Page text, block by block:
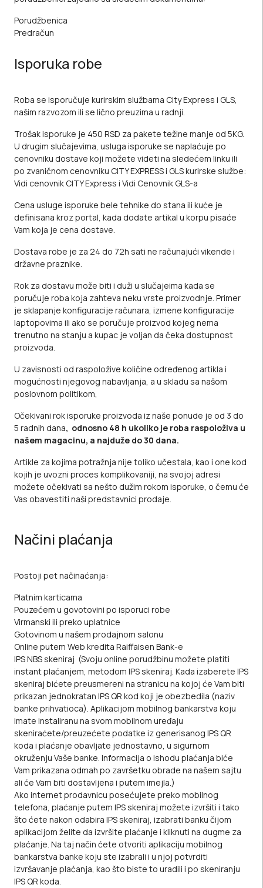
Porudžbenica
Predračun
Isporuka robe
Roba se isporučuje kurirskim službama City Express i GLS,
našim razvozom ili se lično preuzima u radnji.
Trošak isporuke je 450 RSD za pakete težine manje od 5KG.
U drugim slučajevima, usluga isporuke se naplaćuje po
cenovniku dostave koji možete videti na sledećem linku ili
po zvaničnom cenovniku CITY EXPRESS i GLS kurirske službe:
Vidi cenovnik CITY Express i Vidi Cenovnik GLS-a
Cena usluge isporuke bele tehnike do stana ili kuće je
definisana kroz portal, kada dodate artikal u korpu pisaće
Vam koja je cena dostave.
Dostava robe je za 24 do 72h sati ne računajući vikende i
državne praznike.
Rok za dostavu može biti i duži u slučajeima kada se
poručuje roba koja zahteva neku vrste proizvodnje. Primer
je sklapanje konfiguracije računara, izmene konfiguracije
laptopovima ili ako se poručuje proizvod kojeg nema
trenutno na stanju a kupac je voljan da čeka dostupnost
proizvoda.
U zavisnosti od raspoložive količine određenog artikla i
mogućnosti njegovog nabavljanja, a u skladu sa našom
poslovnom politikom,
Očekivani rok isporuke proizvoda iz naše ponude je od 3 do
5 radnih dana, odnosno 48 h ukoliko je roba raspoloživa u
našem magacinu, a najduže do 30 dana.
Artikle za kojima potražnja nije toliko učestala, kao i one kod
kojih je uvozni proces komplikovaniji, na svojoj adresi
možete očekivati sa nešto dužim rokom isporuke, o čemu će
Vas obavestiti naši predstavnici prodaje.
Načini plaćanja
Postoji pet načinaćanja:
Platnim karticama
Pouzećem u govotovini po isporuci robe
Virmanski ili preko uplatnice
Gotovinom u našem prodajnom salonu
Online putem Web kredita Raiffaisen Bank-e
IPS NBS skeniraj (Svoju online porudžbinu možete platiti
instant plaćanjem, metodom IPS skeniraj. Kada izaberete IPS
skeniraj bićete preusmereni na stranicu na kojoj će Vam biti
prikazan jednokratan IPS QR kod koji je obezbedila (naziv
banke prihvatioca). Aplikacijom mobilnog bankarstva koju
imate instaliranu na svom mobilnom uređaju
skeniraćete/preuzećete podatke iz generisanog IPS QR
koda i plaćanje obavljate jednostavno, u sigurnom
okruženju Vaše banke. Informacija o ishodu plaćanja biće
Vam prikazana odmah po završetku obrade na našem sajtu
ali će Vam biti dostavljena i putem imejla.)
Ako internet prodavnicu posećujete preko mobilnog
telefona, plaćanje putem IPS skeniraj možete izvršiti i tako
što ćete nakon odabira IPS skeniraj, izabrati banku čijom
aplikacijom želite da izvršite plaćanje i kliknuti na dugme za
plaćanje. Na taj način ćete otvoriti aplikaciju mobilnog
bankarstva banke koju ste izabrali i u njoj potvrditi
izvršavanje plaćanja, kao što biste to uradili i po skeniranju
IPS QR koda.